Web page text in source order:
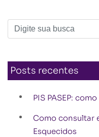
Posts recentes
PIS PASEP:
Como consultar
Esquecidos